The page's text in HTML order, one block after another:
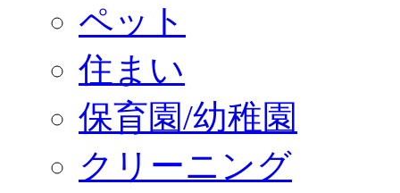
ペット
住まい
保育園/幼稚園
クリーニング